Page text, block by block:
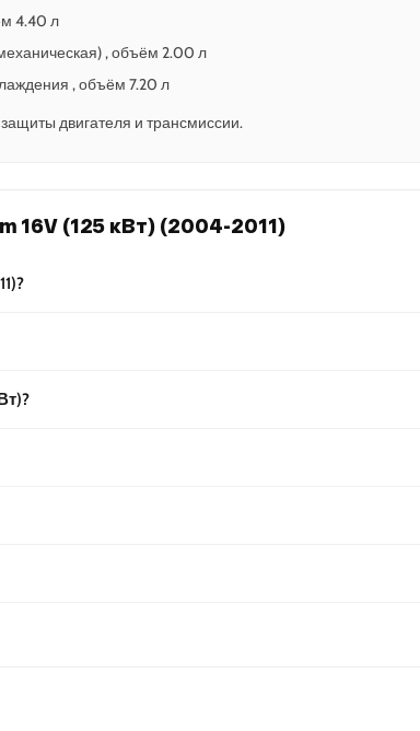
4.40 л
, объём 2.00 л
, объём 7.20 л
двигателя и трансмиссии.
16V (125 кВт) (2004-2011)